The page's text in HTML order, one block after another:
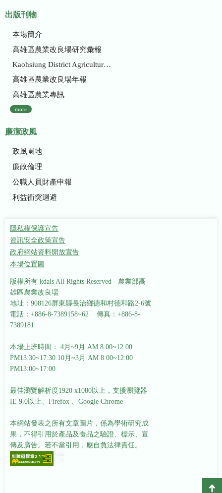
出版刊物
本場簡介
高雄區農業改良場研究彙報
Kaohsiung District Agricultural Research and Extension Station
高雄區農業改良場年報
高雄區農業專訊
more
廉潔政風
政風園地
廉政倫理
公職人員財產申報
利益衝突迴避
隱私權保護宣告
資訊安全政策宣告
政府網站資料開放宣告
本場位置圖
版權所有 kdais All Rights Reserved - 農業部高
雄區農業改良場
地址：908126屏東縣長治鄉德和村德和路2-6號
電話：+886-8-7389158~62 傳真：+886-8-
7389181
本場上班時間： 4月~9月 AM 8:00~12:00
PM13:30~17:30 10月~3月 AM 8:00~12:00
PM13:00~17:00
最佳瀏覽解析度1920 x1080以上，支援瀏覽器
IE 9.0以上、Firefox 、Google Chrome
本網站發表之所有文章圖片，係為學術研究成
果，不得引用於產品及食品之驗證、標示、宣
傳及廣告。若不當引用，應自負法律責任。